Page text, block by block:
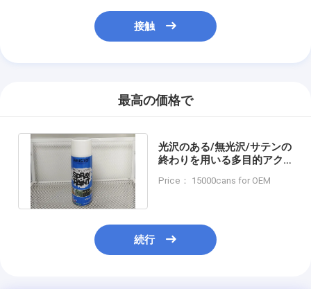
接触
最高の価格で
光沢のある/無光沢/サテンの
終わりを用いる多目的アク
VOC
Price： 15000cans for OEM
続行